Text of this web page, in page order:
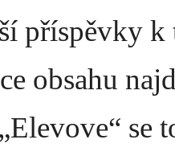
příspěvky k
obsahu
se